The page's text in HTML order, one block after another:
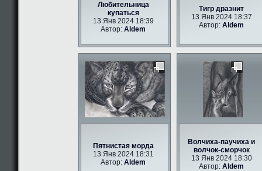
Любительница
купаться
13 Янв 2024 18:39
Автор:Aldem
Тигр дразнит
13 Янв 2024 18:37
Автор:Aldem
Пятнистая морда
13 Янв 2024 18:31
Автор:Aldem
Волчиха-паучиха и
волчок-сморчок
13 Янв 2024 18:30
Автор:Aldem